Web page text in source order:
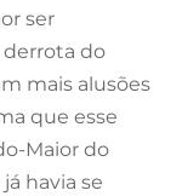
ser
derrota do
mais alusões
que esse
Maior do
havia se